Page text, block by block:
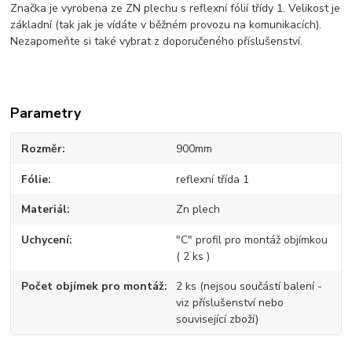
Značka je vyrobena ze ZN plechu s reflexní fólií třídy 1. Velikost je
základní (tak jak je vídáte v běžném provozu na komunikacích).
Nezapomeňte si také vybrat z doporučeného příslušenství.
Parametry
Rozměr 900mm
Fólie reflexní třída 1
Materiál Zn plech
Uchycení
"C" profil pro montáž objímkou
( 2 ks )
Počet objímek pro montáž
2 ks (nejsou součástí balení -
viz příslušenství nebo
související zboží)